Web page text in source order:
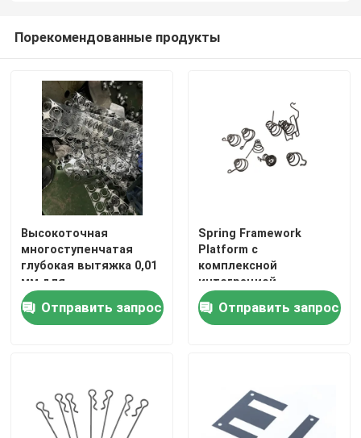
Ролики
Порекомендованные продукты
Высокоточная
многоступенчатая
глубокая вытяжка 0,01
мм для
автомобильной и
медицинской
Отправить запрос
Spring Framework
Platform с
комплексной
интеграцией
безопасности, легкой
установкой Spring Boot
Отправить запрос